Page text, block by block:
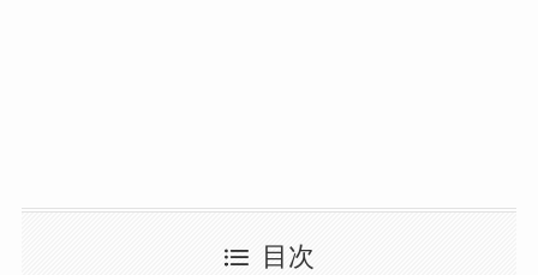
目次